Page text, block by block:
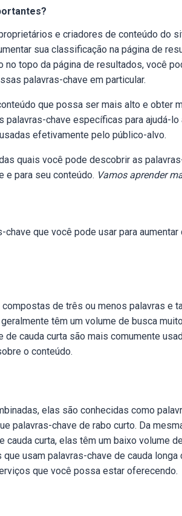
e criadores de conteúdo do
sua classificação na página de
no topo da página de resultados, você
palavras-chave em particular.
que possa ser mais alto e obter
palavras-chave específicas para ajudá-
efetivamente pelo público-alvo.
quais você pode descobrir as
e para seu conteúdo. Vamos aprender
que você pode usar para
de três ou menos palavras e
têm um volume de busca
cauda curta são mais comumente
o conteúdo.
elas são conhecidas como
palavras-chave de rabo curto. Da
cauda curta, elas têm um baixo volume
usam palavras-chave de cauda longa
que você possa estar oferecendo.